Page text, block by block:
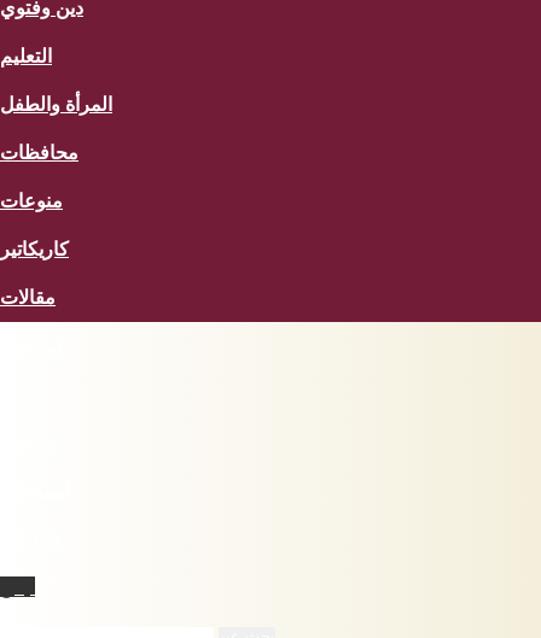
دين وفتوي
التعليم
المرأة والطفل
محافظات
منوعات
كاريكاتير
مقالات